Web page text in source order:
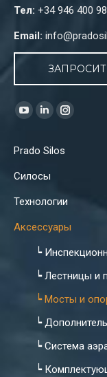
Тел: +34 946 400
Email:
Найдите нас:
YouTube
opens
in
window
Linkedin
opens
in
window
Instagram
window
Prado Silos
Силосы
Технологии
Аксессуары
┕
┕ Лестницы и
┕ Мосты и
┕
┕ Система
┕